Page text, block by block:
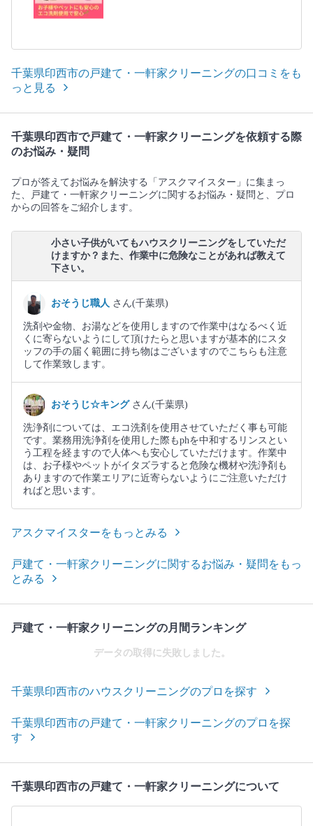
千葉県印西市の戸建て・一軒家クリーニングの口コミをも
っと見る
千葉県印西市で戸建て・一軒家クリーニングを依頼する際
のお悩み・疑問
プロが答えてお悩みを解決する「アスクマイスター」に集まっ
た、戸建て・一軒家クリーニングに関するお悩み・疑問と、プロ
からの回答をご紹介します。
小さい子供がいてもハウスクリーニングをしていただ
けますか？また、作業中に危険なことがあれば教えて
下さい。
おそうじ職人 さん(千葉県)
洗剤や金物、お湯などを使用しますので作業中はなるべく近
くに寄らないようにして頂けたらと思いますが基本的にスタ
ッフの手の届く範囲に持ち物はございますのでこちらも注意
して作業致します。
おそうじ☆キング さん(千葉県)
洗浄剤については、エコ洗剤を使用させていただく事も可能
です。業務用洗浄剤を使用した際もphを中和するリンスとい
う工程を経ますので人体へも安心していただけます。作業中
は、お子様やペットがイタズラすると危険な機材や洗浄剤も
ありますので作業エリアに近寄らないようにご注意いただけ
ればと思います。
アスクマイスターをもっとみる
戸建て・一軒家クリーニングに関するお悩み・疑問をもっ
とみる
戸建て・一軒家クリーニングの月間ランキング
データの取得に失敗しました。
千葉県印西市のハウスクリーニングのプロを探す
千葉県印西市の戸建て・一軒家クリーニングのプロを探
す
千葉県印西市の戸建て・一軒家クリーニングについて